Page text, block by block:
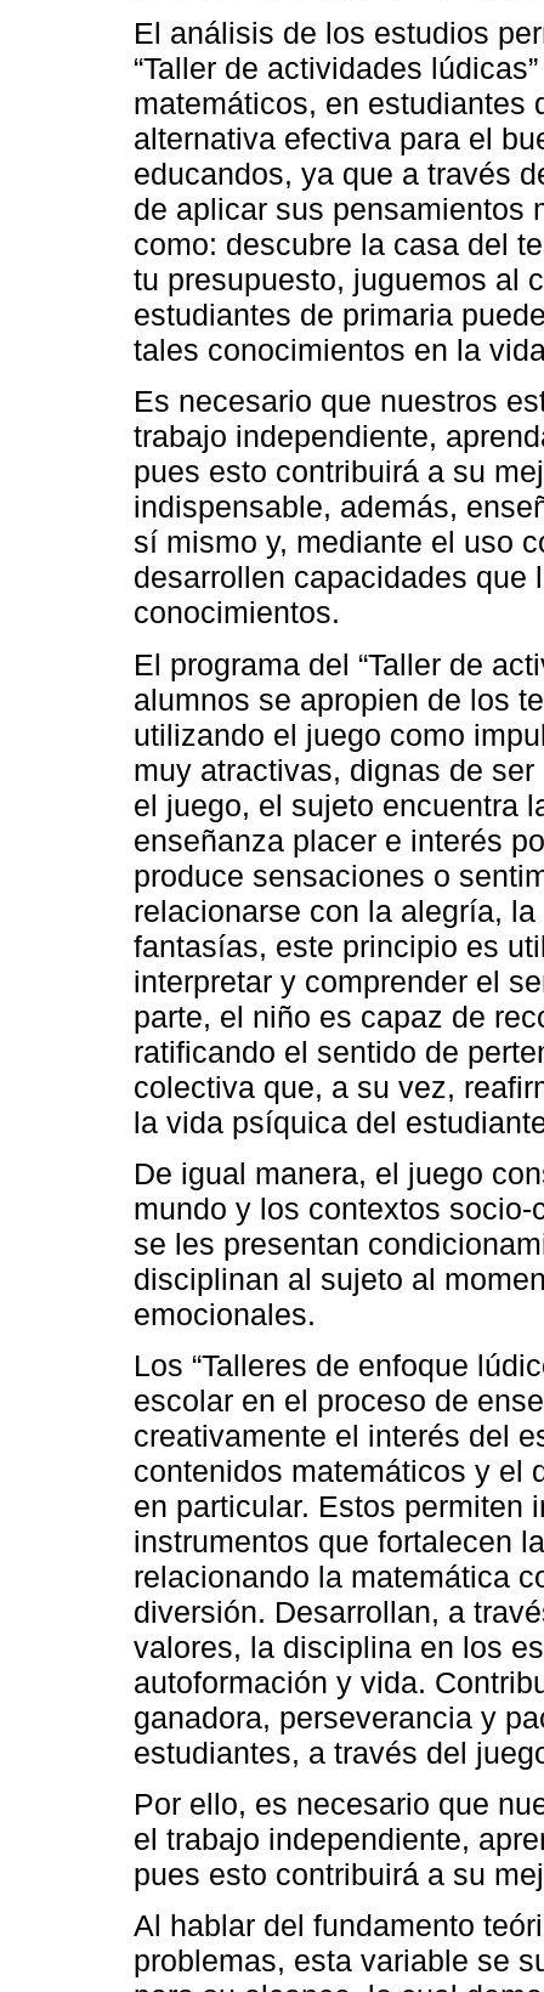
El análisis de los estudios
“Taller de actividades
matemáticos, en estudiantes
alternativa efectiva para el
educandos, ya que a través
de aplicar sus pensamientos
como: descubre la casa del
tu presupuesto, juguemos al
estudiantes de primaria
tales conocimientos en la
Es necesario que nuestros
trabajo independiente,
pues esto contribuirá a su
indispensable, además,
sí mismo y, mediante el uso
desarrollen capacidades que
conocimientos.
El programa del “Taller de
alumnos se apropien de los
utilizando el juego como
muy atractivas, dignas de
el juego, el sujeto encuentra
enseñanza placer e interés
produce sensaciones o
relacionarse con la alegría,
fantasías, este principio es
interpretar y comprender el
parte, el niño es capaz de
ratificando el sentido de
colectiva que, a su vez,
la vida psíquica del
De igual manera, el juego
mundo y los contextos
se les presentan
disciplinan al sujeto al
emocionales.
Los “Talleres de enfoque
escolar en el proceso de
creativamente el interés del
contenidos matemáticos y el
en particular. Estos permiten
instrumentos que fortalecen
relacionando la matemática
diversión. Desarrollan, a
valores, la disciplina en los
autoformación y vida.
ganadora, perseverancia y
estudiantes, a través del
Por ello, es necesario que
el trabajo independiente,
pues esto contribuirá a su
Al hablar del fundamento
problemas, esta variable se